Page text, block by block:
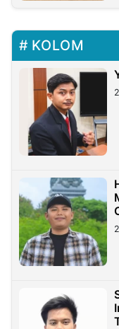
KOLOM